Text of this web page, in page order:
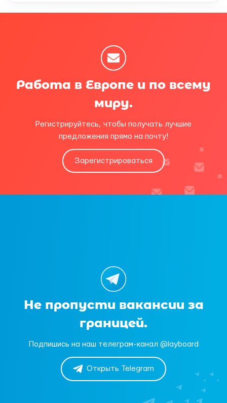
Работа в Европе и по всему
миру.
Регистрируйтесь, чтобы получать лучшие
предложения прямо на почту!
Зарегистрироваться
Не пропусти вакансии за
границей.
Подпишись на наш телеграм-канал @layboard
Открыть Telegram